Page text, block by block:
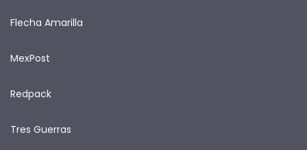
Flecha Amarilla
MexPost
Redpack
Tres Guerras